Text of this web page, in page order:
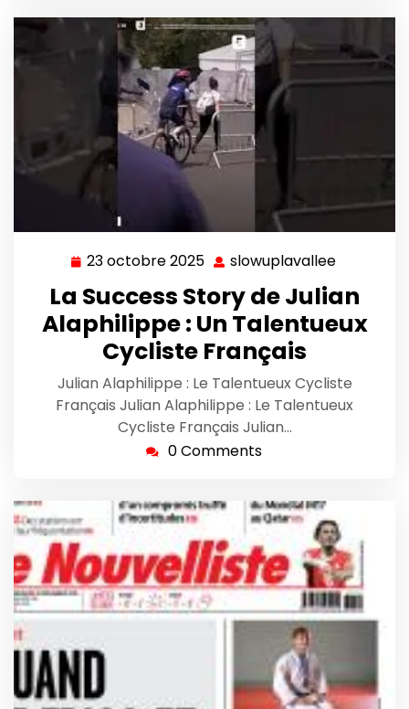
23 octobre 2025 23
octobre
2025
slowuplavallee
La Success Story de Julian
Alaphilippe : Un Talentueux
Cycliste Français
Julian Alaphilippe : Le Talentueux Cycliste
Français Julian Alaphilippe : Le Talentueux
Cycliste Français Julian…
0 Comments